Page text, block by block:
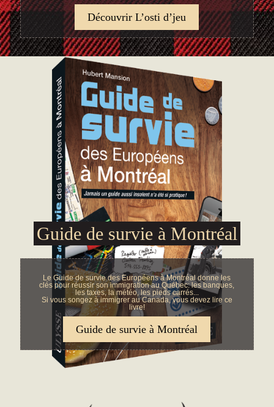
Découvrir L’osti d’jeu
Guide de survie à Montréal
Le Guide de survie des Européens à Montréal donne les
clés pour réussir son immigration au Québec: les banques,
les taxes, la météo, les pieds carrés...
Si vous songez à immigrer au Canada, vous devez lire ce
livre!
Guide de survie à Montréal